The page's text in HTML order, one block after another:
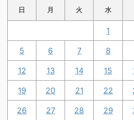
日 月 火 水
1
5 6 7 8
12 13 14 15
19 20 21 22
26 27 28 29